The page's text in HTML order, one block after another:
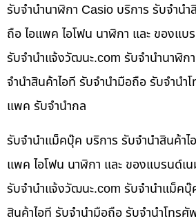
รับจำนำนาฬิกา Casio บริการ รับจำนำ
ถือ ไอแพค ไอโฟน นาฬิกา และ ของแบ
รับจํานําแจ้งวัฒนะ.com รับจำนำนาฬิก
จำนำสินค้าไอที รับจำนำมือถือ รับจำนำ
แพค รับจำนำกล
รับจำนำแม็คบุ๊ค บริการ รับจำนำสินค้าไ
แพค ไอโฟน นาฬิกา และ ของแบรนด์เ
รับจํานําแจ้งวัฒนะ.com รับจำนำแม็คบุ๊
สินค้าไอที รับจำนำมือถือ รับจำนำโทร